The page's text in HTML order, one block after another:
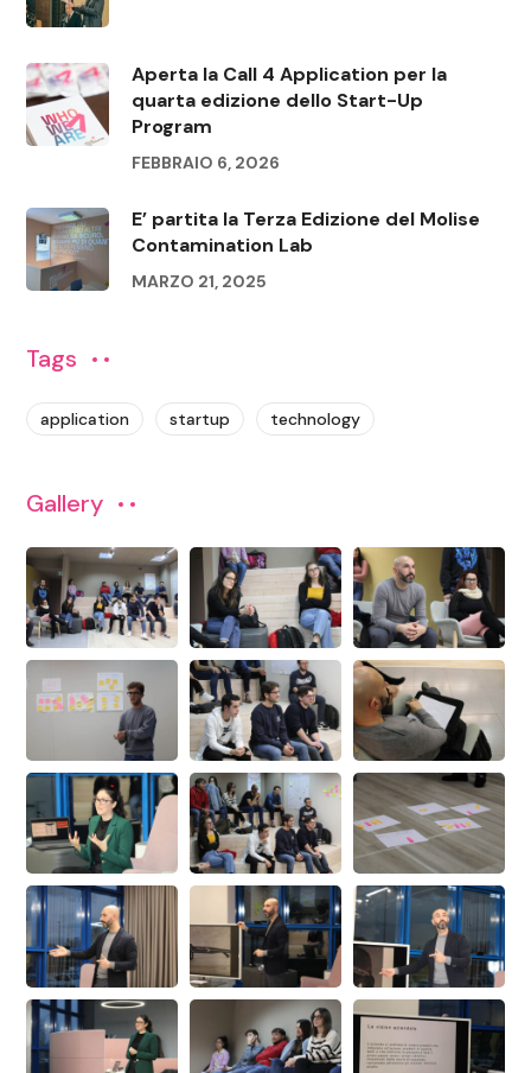
Aperta la Call 4 Application per la
quarta edizione dello Start-Up
Program
FEBBRAIO 6, 2026
E’ partita la Terza Edizione del Molise
Contamination Lab
MARZO 21, 2025
Tags
application startup technology
Gallery